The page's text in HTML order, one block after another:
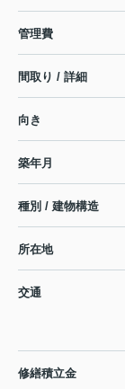
管理費
間取り / 詳細
向き
築年月
種別 / 建物構造
所在地
交通
修繕積立金